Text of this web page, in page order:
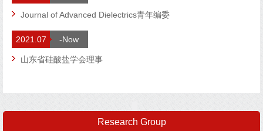
Journal of Advanced Dielectrics青年编委
2021.07 -Now
山东省硅酸盐学会理事
Research Group